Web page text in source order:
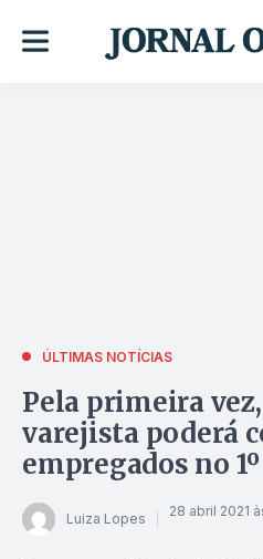
ÚLTIMAS NOTÍCIAS
Pela primeira
varejista poderá
empregados no
Luiza Lopes 28 abril 2021